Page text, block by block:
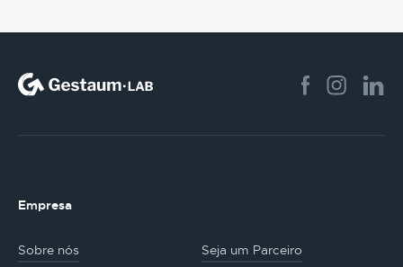
Empresa
Sobre nós Seja um Parceiro